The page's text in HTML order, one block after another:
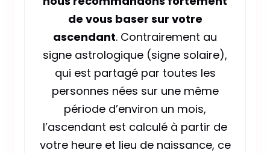
de vous baser sur votre
ascendant. Contrairement au
signe astrologique (signe solaire),
qui est partagé par toutes les
personnes nées sur une même
période d’environ un mois,
l’ascendant est calculé à partir de
votre heure et lieu de naissance, ce